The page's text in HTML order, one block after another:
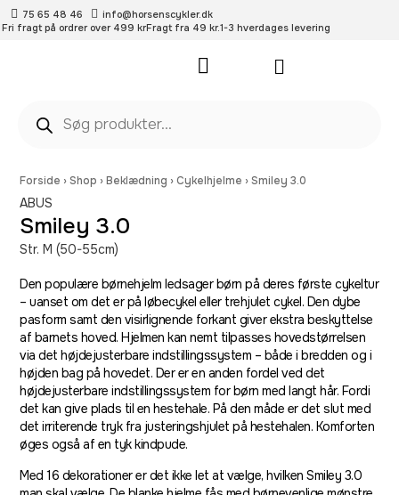
75 65 48 46
info@horsenscykler.dk
Fri fragt på ordrer over 499 krFragt fra 49 kr.1-3 hverdages levering
Forside ›Shop ›Beklædning ›Cykelhjelme ›Smiley 3.0
ABUS
Smiley 3.0
Str. M (50-55cm)
Den populære børnehjelm ledsager børn på deres første cykeltur
– uanset om det er på løbecykel eller trehjulet cykel. Den dybe
pasform samt den visirlignende forkant giver ekstra beskyttelse
af barnets hoved. Hjelmen kan nemt tilpasses hovedstørrelsen
via det højdejusterbare indstillingssystem – både i bredden og i
højden bag på hovedet. Der er en anden fordel ved det
højdejusterbare indstillingssystem for børn med langt hår. Fordi
det kan give plads til en hestehale. På den måde er det slut med
det irriterende tryk fra justeringshjulet på hestehalen. Komforten
øges også af en tyk kindpude.
Med 16 dekorationer er det ikke let at vælge, hvilken Smiley 3.0